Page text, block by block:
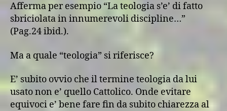
Afferma per esempio “La teologia s’e’ di fatto
sbriciolata in innumerevoli discipline…”
(Pag.24 ibid.).
Ma a quale “teologia” si riferisce?
E’ subito ovvio che il termine teologia da lui
usato non e’ quello Cattolico. Onde evitare
equivoci e’ bene fare fin da subito chiarezza al